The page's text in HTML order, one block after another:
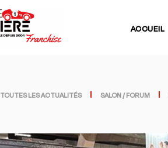
ACCUEIL
TOUTES LES ACTUALITÉS SALON / FORUM